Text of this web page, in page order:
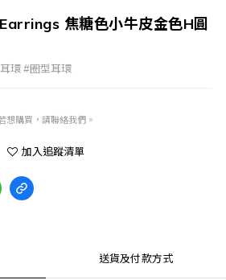
焦糖色小牛皮金色H圓
環 #圈型耳環
想購買，請聯絡我們。
加入追蹤清單
送貨及付款方式